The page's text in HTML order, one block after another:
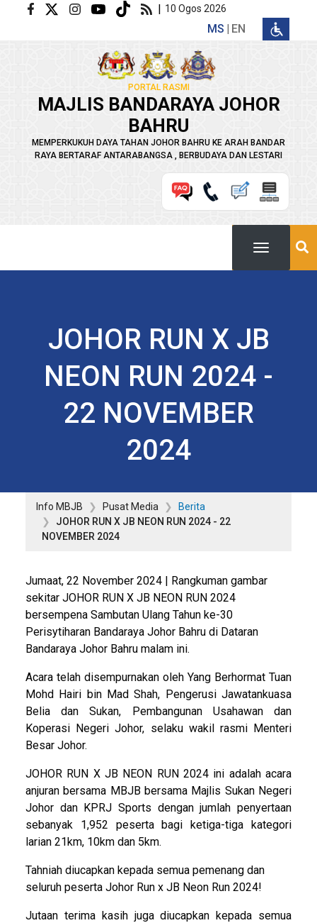
Langkau ke kandungan utama | 10 Ogos 2026
MS EN
PORTAL RASMI
MAJLIS BANDARAYA JOHOR
BAHRU
MEMPERKUKUH DAYA TAHAN JOHOR BAHRU KE ARAH BANDAR
RAYA BERTARAF ANTARABANGSA , BERBUDAYA DAN LESTARI
JOHOR RUN X JB
NEON RUN 2024 -
22 NOVEMBER
2024
Info MBJB Pusat Media
Berita
JOHOR RUN X JB NEON RUN 2024 - 22
NOVEMBER 2024
Jumaat, 22 November 2024 | Rangkuman gambar
sekitar JOHOR RUN X JB NEON RUN 2024
bersempena Sambutan Ulang Tahun ke-30
Perisytiharan Bandaraya Johor Bahru di Dataran
Bandaraya Johor Bahru malam ini.
Acara telah disempurnakan oleh Yang Berhormat Tuan
Mohd Hairi bin Mad Shah, Pengerusi Jawatankuasa
Belia dan Sukan, Pembangunan Usahawan dan
Koperasi Negeri Johor, selaku wakil rasmi Menteri
Besar Johor.
JOHOR RUN X JB NEON RUN 2024 ini adalah acara
anjuran bersama MBJB bersama Majlis Sukan Negeri
Johor dan KPRJ Sports dengan jumlah penyertaan
sebanyak 1,952 peserta bagi ketiga-tiga kategori
larian 21km, 10km dan 5km.
Tahniah diucapkan kepada semua pemenang dan
seluruh peserta Johor Run x JB Neon Run 2024!
Jutaan terima kasih juga diucapkan kepada semua